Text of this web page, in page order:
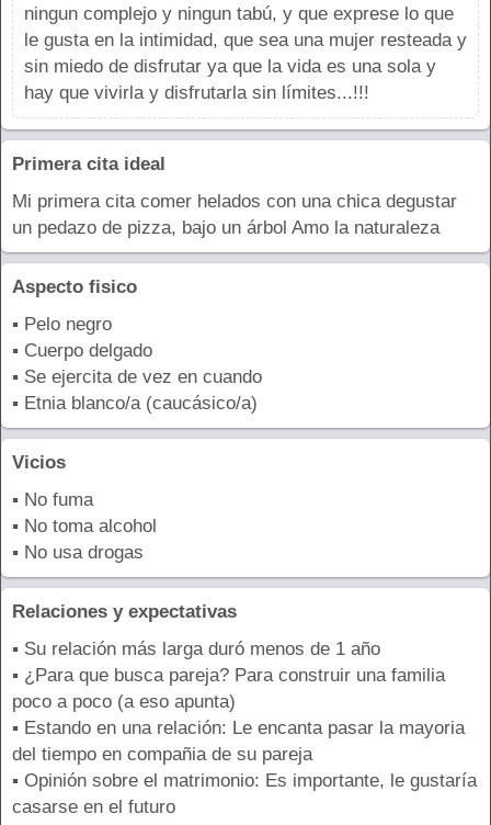
ningun complejo y ningun tabú, y que exprese lo que
le gusta en la intimidad, que sea una mujer resteada y
sin miedo de disfrutar ya que la vida es una sola y
hay que vivirla y disfrutarla sin límites...!!!
Primera cita ideal
Mi primera cita comer helados con una chica degustar
un pedazo de pizza, bajo un árbol Amo la naturaleza
Aspecto fisico
▪ Pelo negro
▪ Cuerpo delgado
▪ Se ejercita de vez en cuando
▪ Etnia blanco/a (caucásico/a)
Vicios
▪ No fuma
▪ No toma alcohol
▪ No usa drogas
Relaciones y expectativas
▪ Su relación más larga duró menos de 1 año
▪ ¿Para que busca pareja? Para construir una familia
poco a poco (a eso apunta)
▪ Estando en una relación: Le encanta pasar la mayoria
del tiempo en compañia de su pareja
▪ Opinión sobre el matrimonio: Es importante, le gustaría
casarse en el futuro